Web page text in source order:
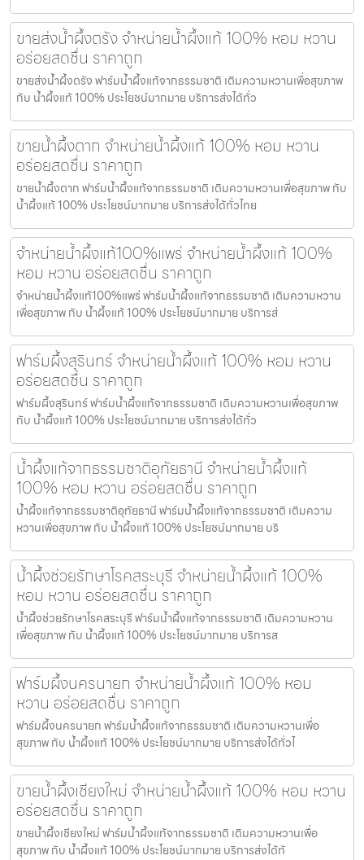
ขายส่งน้ำผึ้งตรัง จำหน่ายน้ำผึ้งแท้ 100% หอม หวาน
อร่อยสดชื่น ราคาถูก
ขายส่งน้ำผึ้งตรัง ฟาร์มน้ำผึ้งแท้จากธรรมชาติ เติมความหวานเพื่อสุขภาพ
กับ น้ำผึ้งแท้ 100% ประโยชน์มากมาย บริการส่งได้ทั่ว
ขายน้ำผึ้งตาก จำหน่ายน้ำผึ้งแท้ 100% หอม หวาน
อร่อยสดชื่น ราคาถูก
ขายน้ำผึ้งตาก ฟาร์มน้ำผึ้งแท้จากธรรมชาติ เติมความหวานเพื่อสุขภาพ กับ
น้ำผึ้งแท้ 100% ประโยชน์มากมาย บริการส่งได้ทั่วไทย
จำหน่ายน้ำผึ้งแท้100%แพร่ จำหน่ายน้ำผึ้งแท้ 100%
หอม หวาน อร่อยสดชื่น ราคาถูก
จำหน่ายน้ำผึ้งแท้100%แพร่ ฟาร์มน้ำผึ้งแท้จากธรรมชาติ เติมความหวาน
เพื่อสุขภาพ กับ น้ำผึ้งแท้ 100% ประโยชน์มากมาย บริการส่
ฟาร์มผึ้งสุรินทร์ จำหน่ายน้ำผึ้งแท้ 100% หอม หวาน
อร่อยสดชื่น ราคาถูก
ฟาร์มผึ้งสุรินทร์ ฟาร์มน้ำผึ้งแท้จากธรรมชาติ เติมความหวานเพื่อสุขภาพ
กับ น้ำผึ้งแท้ 100% ประโยชน์มากมาย บริการส่งได้ทั่ว
น้ำผึ้งแท้จากธรรมชาติอุทัยธานี จำหน่ายน้ำผึ้งแท้
100% หอม หวาน อร่อยสดชื่น ราคาถูก
น้ำผึ้งแท้จากธรรมชาติอุทัยธานี ฟาร์มน้ำผึ้งแท้จากธรรมชาติ เติมความ
หวานเพื่อสุขภาพ กับ น้ำผึ้งแท้ 100% ประโยชน์มากมาย บริ
น้ำผึ้งช่วยรักษาโรคสระบุรี จำหน่ายน้ำผึ้งแท้ 100%
หอม หวาน อร่อยสดชื่น ราคาถูก
น้ำผึ้งช่วยรักษาโรคสระบุรี ฟาร์มน้ำผึ้งแท้จากธรรมชาติ เติมความหวาน
เพื่อสุขภาพ กับ น้ำผึ้งแท้ 100% ประโยชน์มากมาย บริการส
ฟาร์มผึ้งนครนายก จำหน่ายน้ำผึ้งแท้ 100% หอม
หวาน อร่อยสดชื่น ราคาถูก
ฟาร์มผึ้งนครนายก ฟาร์มน้ำผึ้งแท้จากธรรมชาติ เติมความหวานเพื่อ
สุขภาพ กับ น้ำผึ้งแท้ 100% ประโยชน์มากมาย บริการส่งได้ทั่วไ
ขายน้ำผึ้งเชียงใหม่ จำหน่ายน้ำผึ้งแท้ 100% หอม หวาน
อร่อยสดชื่น ราคาถูก
ขายน้ำผึ้งเชียงใหม่ ฟาร์มน้ำผึ้งแท้จากธรรมชาติ เติมความหวานเพื่อ
สุขภาพ กับ น้ำผึ้งแท้ 100% ประโยชน์มากมาย บริการส่งได้ทั